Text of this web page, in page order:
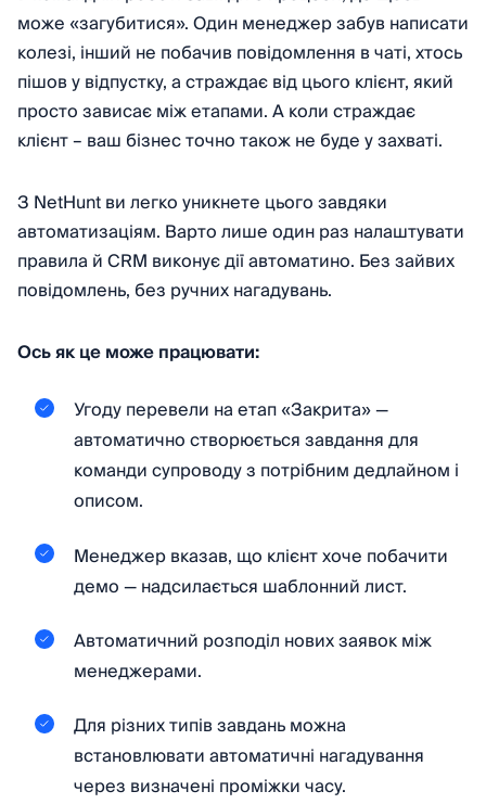
може «загубитися». Один менеджер забув написати
колезі, інший не побачив повідомлення в чаті, хтось
пішов у відпустку, а страждає від цього клієнт, який
просто зависає між етапами. А коли страждає
клієнт – ваш бізнес точно також не буде у захваті.
З NetHunt ви легко уникнете цього завдяки
автоматизаціям. Варто лише один раз налаштувати
правила й CRM виконує дії автоматино. Без зайвих
повідомлень, без ручних нагадувань.
Ось як це може працювати:
Угоду перевели на етап «Закрита» —
автоматично створюється завдання для
команди супроводу з потрібним дедлайном і
описом.
Менеджер вказав, що клієнт хоче побачити
демо — надсилається шаблонний лист.
Автоматичний розподіл нових заявок між
менеджерами.
Для різних типів завдань можна
встановлювати автоматичні нагадування
через визначені проміжки часу.